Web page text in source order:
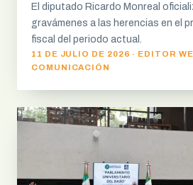
El diputado Ricardo Monreal
gravámenes a las herencias en el
fiscal del periodo actual.
11 DE JULIO DE 2026 · EDITOR
COMUNICACIÓN